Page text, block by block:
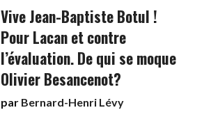
Vive Jean-Baptiste Botul !
Pour Lacan et contre
l’évaluation. De qui se moque
Olivier Besancenot?
par Bernard-Henri Lévy